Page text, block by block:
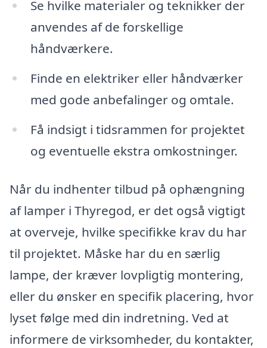
Se hvilke materialer og teknikker der
anvendes af de forskellige
håndværkere.
Finde en elektriker eller håndværker
med gode anbefalinger og omtale.
Få indsigt i tidsrammen for projektet
og eventuelle ekstra omkostninger.
Når du indhenter tilbud på ophængning
af lamper i Thyregod, er det også vigtigt
at overveje, hvilke specifikke krav du har
til projektet. Måske har du en særlig
lampe, der kræver lovpligtig montering,
eller du ønsker en specifik placering, hvor
lyset følge med din indretning. Ved at
informere de virksomheder, du kontakter,